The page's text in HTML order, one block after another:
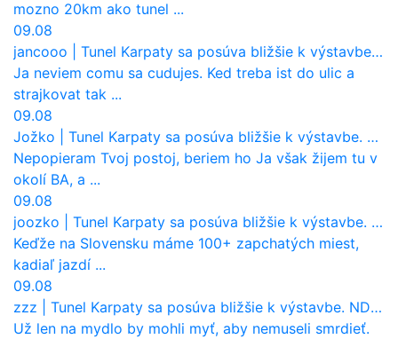
mozno 20km ako tunel ...
09.08
jancooo
Tunel Karpaty sa posúva bližšie k výstavbe. NDS urobila dôležitý krok
Ja neviem comu sa cudujes. Ked treba ist do ulic a
strajkovat tak ...
09.08
Jožko
Tunel Karpaty sa posúva bližšie k výstavbe. NDS urobila dôležitý krok
Nepopieram Tvoj postoj, beriem ho Ja však žijem tu v
okolí BA, a ...
09.08
joozko
Tunel Karpaty sa posúva bližšie k výstavbe. NDS urobila dôležitý krok
Keďže na Slovensku máme 100+ zapchatých miest,
kadiaľ jazdí ...
09.08
zzz
Tunel Karpaty sa posúva bližšie k výstavbe. NDS urobila dôležitý krok
Už len na mydlo by mohli myť, aby nemuseli smrdieť.